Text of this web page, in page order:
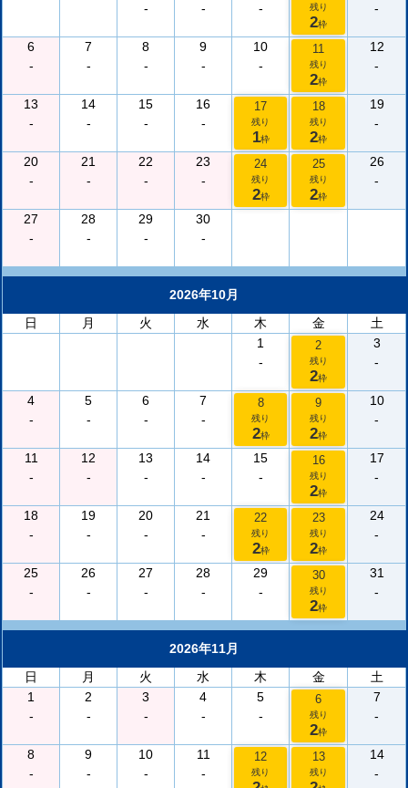
-
-
-
残り
2枠
-
6
-
7
-
8
-
9
-
10
-
11
残り
2枠
12
-
13
-
14
-
15
-
16
-
17
残り
1枠
18
残り
2枠
19
-
20
-
21
-
22
-
23
-
24
残り
2枠
25
残り
2枠
26
-
27
-
28
-
29
-
30
-
2026年10月
日
月 火 水 木 金
土
1
-
2
残り
2枠
3
-
4
-
5
-
6
-
7
-
8
残り
2枠
9
残り
2枠
10
-
11
-
12
-
13
-
14
-
15
-
16
残り
2枠
17
-
18
-
19
-
20
-
21
-
22
残り
2枠
23
残り
2枠
24
-
25
-
26
-
27
-
28
-
29
-
30
残り
2枠
31
-
2026年11月
日
月 火 水 木 金
土
1
-
2
-
3
-
4
-
5
-
6
残り
2枠
7
-
8
-
9
-
10
-
11
-
12
残り
13
残り
14
-